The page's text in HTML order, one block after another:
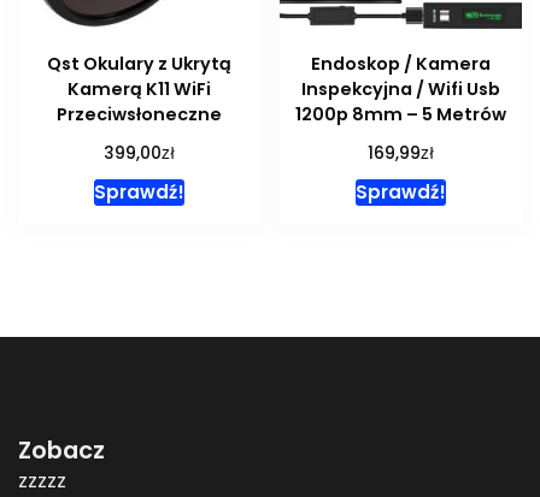
Qst Okulary z Ukrytą
Kamerą K11 WiFi
Przeciwsłoneczne
399,00zł
Sprawdź!
Endoskop / Kamera
Inspekcyjna / Wifi Usb
1200p 8mm – 5 Metrów
169,99zł
Sprawdź!
Zobacz
zzzzz